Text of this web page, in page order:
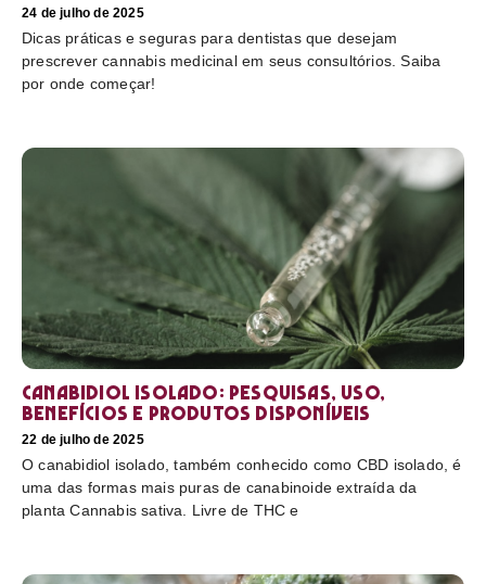
24 de julho de 2025
Dicas práticas e seguras para dentistas que desejam
prescrever cannabis medicinal em seus consultórios. Saiba
por onde começar!
Canabidiol Isolado: pesquisas, uso,
benefícios e produtos disponíveis
22 de julho de 2025
O canabidiol isolado, também conhecido como CBD isolado, é
uma das formas mais puras de canabinoide extraída da
planta Cannabis sativa. Livre de THC e